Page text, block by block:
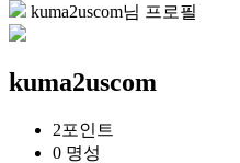
kuma2uscom님 프로필
kuma2uscom
2포인트
0 명성